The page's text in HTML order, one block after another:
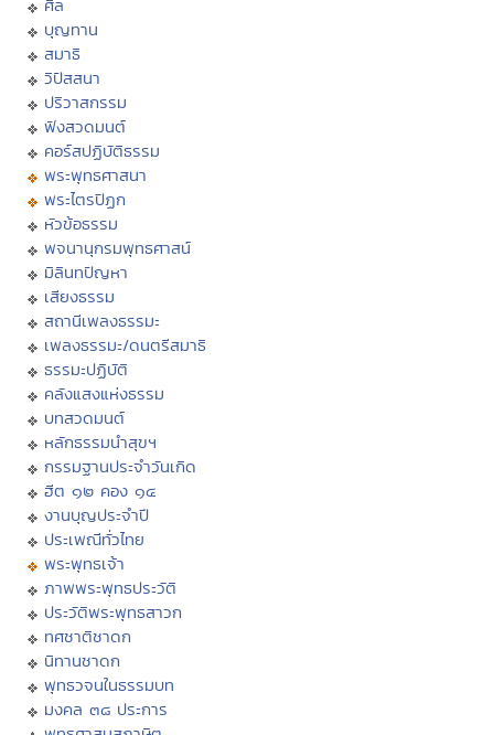
ศีล
บุญทาน
สมาธิ
วิปัสสนา
ปริวาสกรรม
ฟังสวดมนต์
คอร์สปฏิบัติธรรม
พระพุทธศาสนา
พระไตรปิฏก
หัวข้อธรรม
พจนานุกรมพุทธศาสน์
มิลินทปัญหา
เสียงธรรม
สถานีเพลงธรรมะ
เพลงธรรมะ/ดนตรีสมาธิ
ธรรมะปฏิบัติ
คลังแสงแห่งธรรม
บทสวดมนต์
หลักธรรมนำสุขฯ
กรรมฐานประจำวันเกิด
ฮีต ๑๒ คอง ๑๔
งานบุญประจำปี
ประเพณีทั่วไทย
พระพุทธเจ้า
ภาพพระพุทธประวัติ
ประวัติพระพุทธสาวก
ทศชาติชาดก
นิทานชาดก
พุทธวจนในธรรมบท
มงคล ๓๘ ประการ